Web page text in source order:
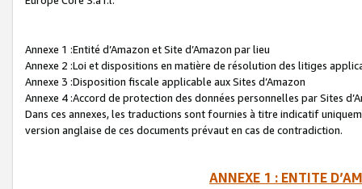
Annexe 1 :Entité d’Amazon et Site d’Amazon par lieu
Annexe 2 :Loi et dispositions en matière de résolution des litiges
Annexe 3 :Disposition fiscale applicable aux Sites d’Amazon
Annexe 4 :Accord de protection des données personnelles par Sites
Dans ces annexes, les traductions sont fournies à titre indicatif
version anglaise de ces documents prévaut en cas de contradiction.
ANNEXE 1 : ENTITE